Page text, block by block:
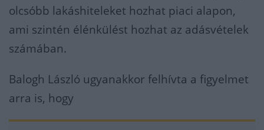
olcsóbb lakáshiteleket hozhat piaci alapon,
ami szintén élénkülést hozhat az adásvételek
számában.
Balogh László ugyanakkor felhívta a figyelmet
arra is, hogy